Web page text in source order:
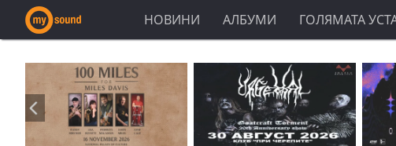
НОВИНИ АЛБУМИ ГОЛЯМАТА